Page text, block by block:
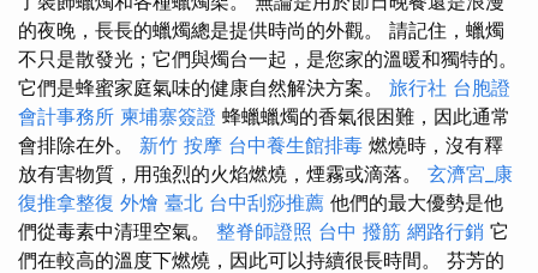
的夜晚，長長的蠟燭總是提供時尚的外觀。 請記住，蠟燭
不只是散發光；它們與燭台一起，是您家的溫暖和獨特的。
它們是蜂蜜家庭氣味的健康自然解決方案。 旅行社 台胞證
會計事務所 柬埔寨簽證 蜂蠟蠟燭的香氣很困難，因此通常
會排除在外。 新竹 按摩 台中養生館排毒 燃燒時，沒有釋
放有害物質，用強烈的火焰燃燒，煙霧或滴落。 玄濟宮_康
復推拿整復 外燴 臺北 台中刮痧推薦 他們的最大優勢是他
們從毒素中清理空氣。 整脊師證照 台中 撥筋 網路行銷 它
們在較高的溫度下燃燒，因此可以持續很長時間。 芬芳的